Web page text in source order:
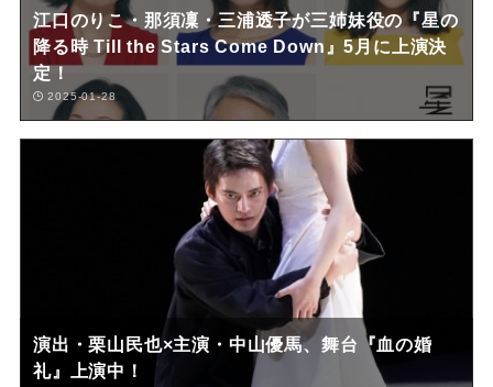
江口のりこ・那須凜・三浦透子が三姉妹役の『星の
降る時 Till the Stars Come Down』5月に上演決
定！
2025-01-28
演出・栗山民也×主演・中山優馬、舞台『血の婚
礼』上演中！